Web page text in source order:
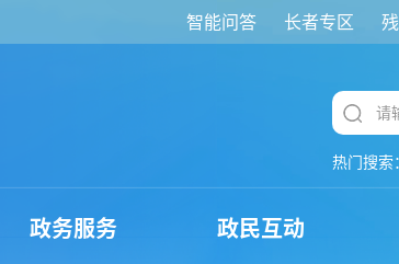
智能问答 长者专区
热门搜索：
政务服务 政民互动